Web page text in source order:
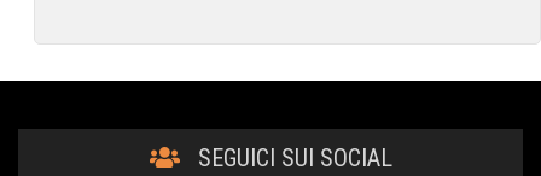
SEGUICI SUI SOCIAL